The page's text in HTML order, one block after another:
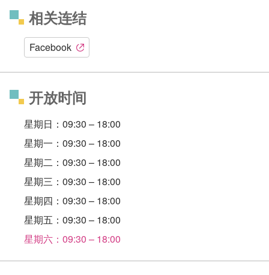
相关连结
Facebook
开放时间
星期日：09:30 – 18:00
星期一：09:30 – 18:00
星期二：09:30 – 18:00
星期三：09:30 – 18:00
星期四：09:30 – 18:00
星期五：09:30 – 18:00
星期六：09:30 – 18:00